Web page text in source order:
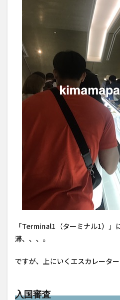
「Terminal1（ターミナル1）」
滞、、、。
ですが、上にいくエスカレーター
入国審査